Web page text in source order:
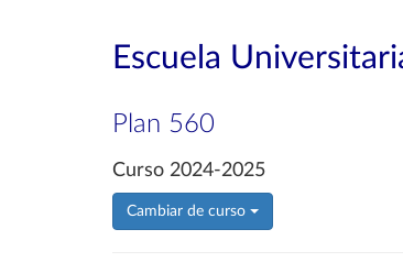
Escuela
Plan 560
Curso 2024-2025
Cambiar de curso